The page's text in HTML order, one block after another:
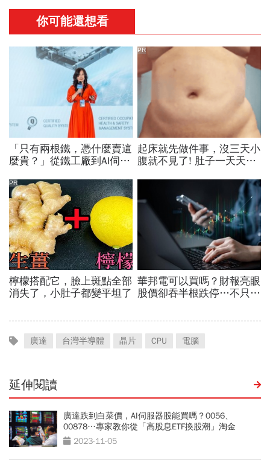
廣達 台灣半導體 晶片 CPU 電腦
延伸閱讀
廣達跌到白菜價，AI伺服器股能買嗎？0056、
00878…專家教你從「高股息ETF換股潮」淘金
2023-11-05